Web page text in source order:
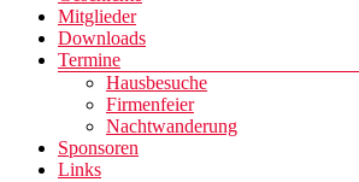
Mitglieder
Downloads
Termine
Hausbesuche
Firmenfeier
Nachtwanderung
Sponsoren
Links